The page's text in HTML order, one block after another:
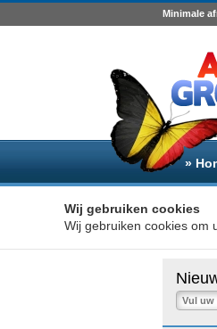
Minimale
»
Wij gebruiken cookies
Wij gebruiken cookies om